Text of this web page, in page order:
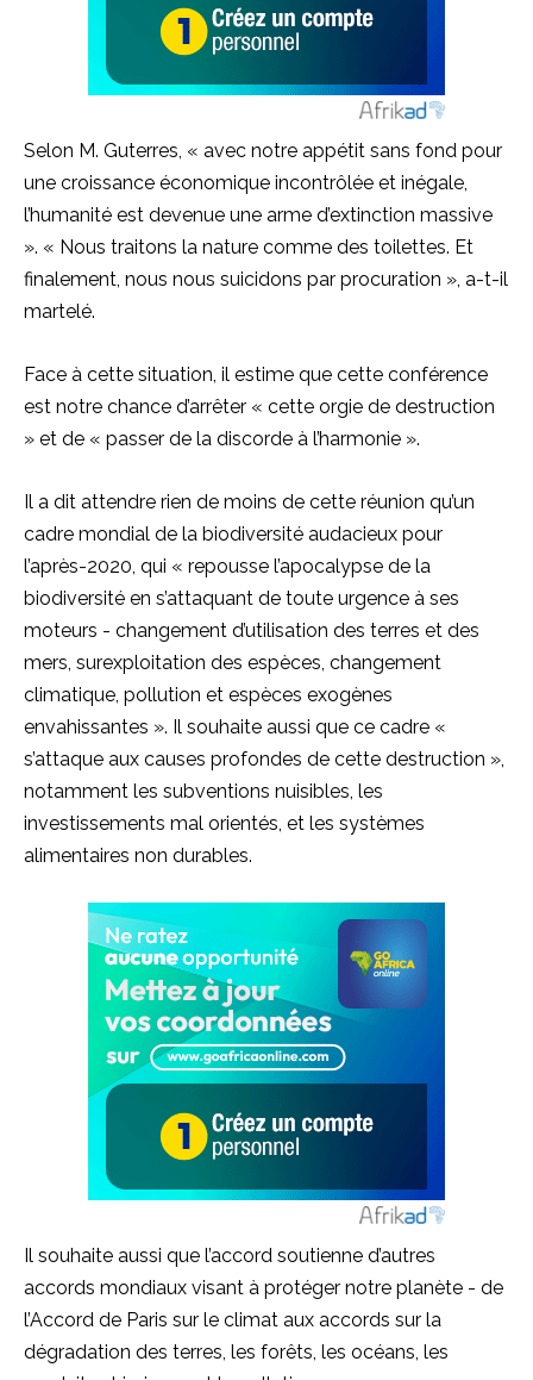
Selon M. Guterres, « avec notre appétit sans fond pour
une croissance économique incontrôlée et inégale,
l’humanité est devenue une arme d’extinction massive
». « Nous traitons la nature comme des toilettes. Et
finalement, nous nous suicidons par procuration », a-t-il
martelé.
Face à cette situation, il estime que cette conférence
est notre chance d’arrêter « cette orgie de destruction
» et de « passer de la discorde à l’harmonie ».
Il a dit attendre rien de moins de cette réunion qu’un
cadre mondial de la biodiversité audacieux pour
l’après-2020, qui « repousse l’apocalypse de la
biodiversité en s’attaquant de toute urgence à ses
moteurs - changement d’utilisation des terres et des
mers, surexploitation des espèces, changement
climatique, pollution et espèces exogènes
envahissantes ». Il souhaite aussi que ce cadre «
s’attaque aux causes profondes de cette destruction »,
notamment les subventions nuisibles, les
investissements mal orientés, et les systèmes
alimentaires non durables.
Il souhaite aussi que l’accord soutienne d’autres
accords mondiaux visant à protéger notre planète - de
l’Accord de Paris sur le climat aux accords sur la
dégradation des terres, les forêts, les océans, les